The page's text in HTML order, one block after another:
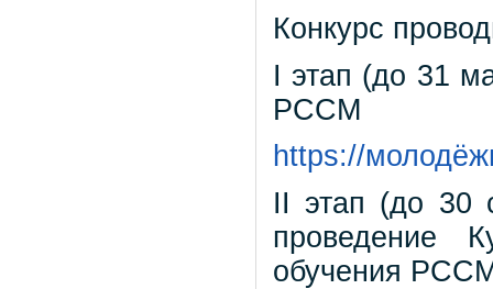
Конкурс
I этап (до 31
РССМ
https://
II этап (до 30
проведение
обучения